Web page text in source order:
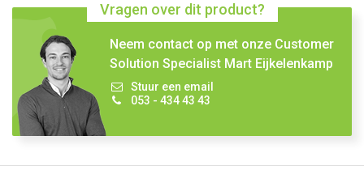
Vragen over dit product?
Neem contact op met onze Customer
Solution Specialist Mart Eijkelenkamp
Stuur een email
053 - 434 43 43